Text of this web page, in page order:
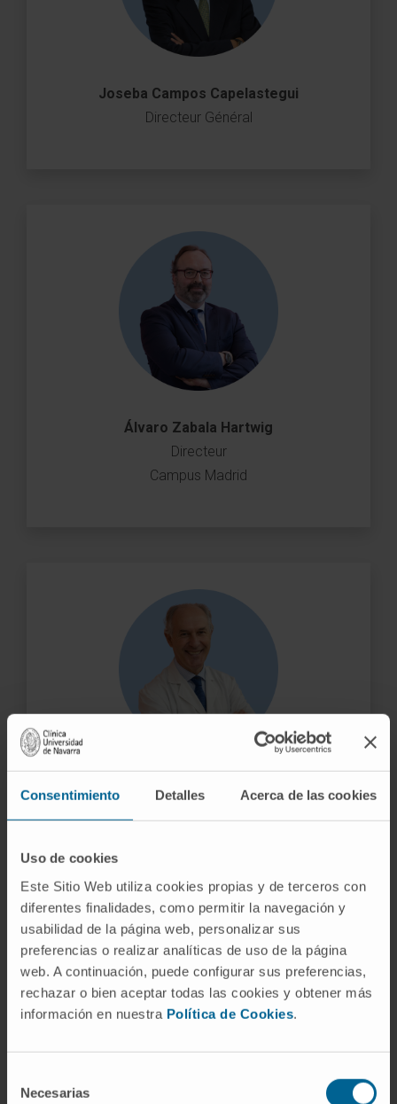
Consentimiento Detalles Acerca de las cookies
Uso de cookies
Este Sitio Web utiliza cookies propias y de terceros con
diferentes finalidades, como permitir la navegación y
usabilidad de la página web, personalizar sus
preferencias o realizar analíticas de uso de la página
web. A continuación, puede configurar sus preferencias,
rechazar o bien aceptar todas las cookies y obtener más
información en nuestra Política de Cookies.
Necesarias
Joseba Campos Capelastegui
Directeur Général
Álvaro Zabala Hartwig
Directeur
Campus Madrid